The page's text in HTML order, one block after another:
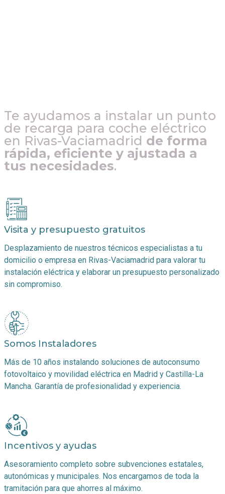
Te ayudamos a instalar un punto
de recarga para coche eléctrico
en Rivas-Vaciamadrid de forma
rápida, eficiente y ajustada a
tus necesidades.
Visita y presupuesto gratuitos
Desplazamiento de nuestros técnicos especialistas a tu
domicilio o empresa en Rivas-Vaciamadrid para valorar tu
instalación eléctrica y elaborar un presupuesto personalizado
sin compromiso.
Somos Instaladores
Más de 10 años instalando soluciones de autoconsumo
fotovoltaico y movilidad eléctrica en Madrid y Castilla-La
Mancha. Garantía de profesionalidad y experiencia.
Incentivos y ayudas
Asesoramiento completo sobre subvenciones estatales,
autonómicas y municipales. Nos encargamos de toda la
tramitación para que ahorres al máximo.